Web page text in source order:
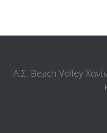
Α.Σ. Beach Volley